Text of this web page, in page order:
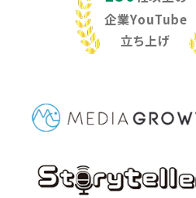
企業YouTube
立ち上げ